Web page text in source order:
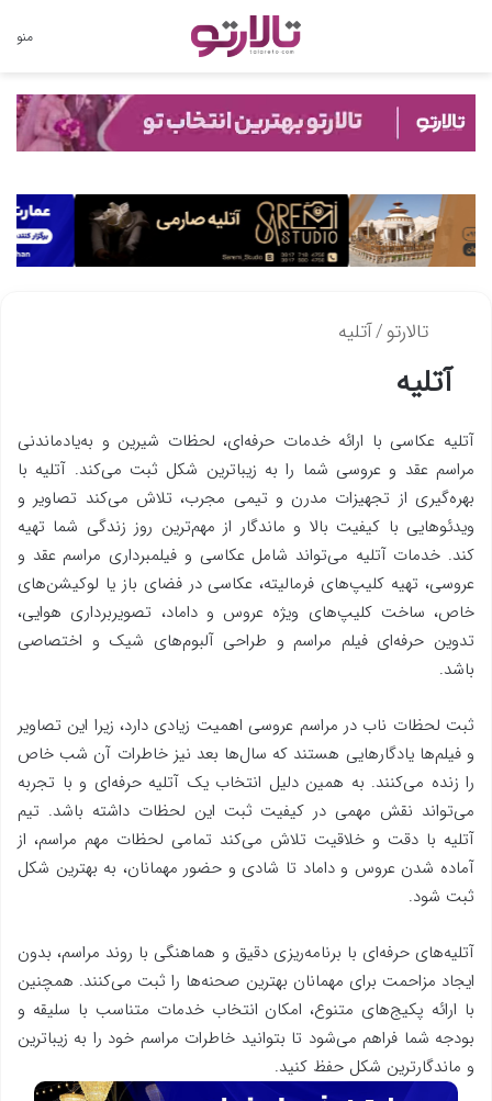
منو
تالارتو/آتلیه
آتلیه
آتلیه عکاسی با ارائه خدمات حرفه‌ای، لحظات شیرین و به‌یادماندنی
مراسم عقد و عروسی شما را به زیباترین شکل ثبت می‌کند. آتلیه با
بهره‌گیری از تجهیزات مدرن و تیمی مجرب، تلاش می‌کند تصاویر و
ویدئوهایی با کیفیت بالا و ماندگار از مهم‌ترین روز زندگی شما تهیه
کند. خدمات آتلیه می‌تواند شامل عکاسی و فیلمبرداری مراسم عقد و
عروسی، تهیه کلیپ‌های فرمالیته، عکاسی در فضای باز یا لوکیشن‌های
خاص، ساخت کلیپ‌های ویژه عروس و داماد، تصویربرداری هوایی،
تدوین حرفه‌ای فیلم مراسم و طراحی آلبوم‌های شیک و اختصاصی
باشد.
ثبت لحظات ناب در مراسم عروسی اهمیت زیادی دارد، زیرا این تصاویر
و فیلم‌ها یادگارهایی هستند که سال‌ها بعد نیز خاطرات آن شب خاص
را زنده می‌کنند. به همین دلیل انتخاب یک آتلیه حرفه‌ای و با تجربه
می‌تواند نقش مهمی در کیفیت ثبت این لحظات داشته باشد. تیم
آتلیه با دقت و خلاقیت تلاش می‌کند تمامی لحظات مهم مراسم، از
آماده شدن عروس و داماد تا شادی و حضور مهمانان، به بهترین شکل
ثبت شود.
آتلیه‌های حرفه‌ای با برنامه‌ریزی دقیق و هماهنگی با روند مراسم، بدون
ایجاد مزاحمت برای مهمانان بهترین صحنه‌ها را ثبت می‌کنند. همچنین
با ارائه پکیج‌های متنوع، امکان انتخاب خدمات متناسب با سلیقه و
بودجه شما فراهم می‌شود تا بتوانید خاطرات مراسم خود را به زیباترین
و ماندگارترین شکل حفظ کنید.